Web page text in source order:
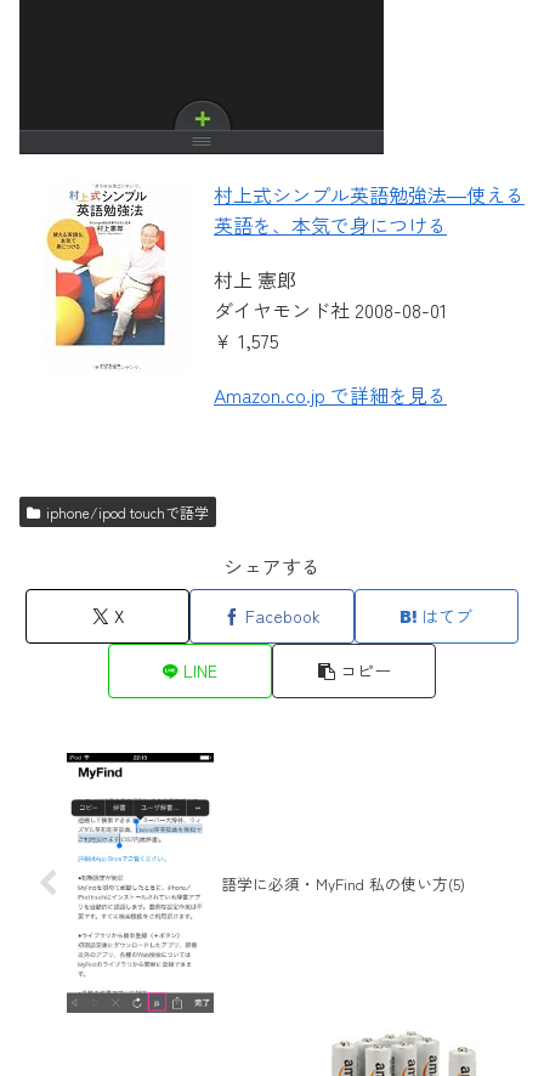
村上式シンプル英語勉強法―使える
英語を、本気で身につける
村上 憲郎
ダイヤモンド社 2008-08-01
￥ 1,575
Amazon.co.jp で詳細を見る
iphone/ipod touchで語学
シェアする
X Facebook はてブ
LINE コピー
語学に必須・MyFind 私の使い方(5)